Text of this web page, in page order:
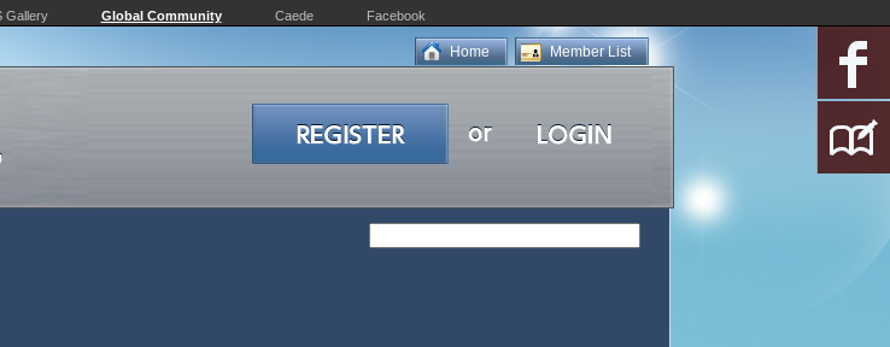
Gallery Global Community Caede Facebook
Member List
Home